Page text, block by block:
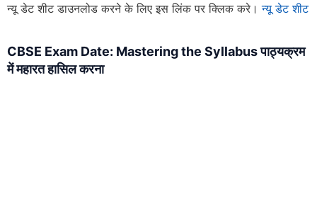
न्यू डेट शीट डाउनलोड करने के लिए इस लिंक पर क्लिक करे।न्यू डेट शीट
CBSE Exam Date: Mastering the Syllabus पाठ्यक्रम
में महारत हासिल करना